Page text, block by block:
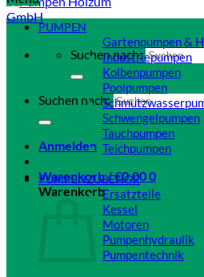
Suchen nach:
Suchen nach:
Anmelden
Warenkorb /€0,000
Warenkorb
PUMPEN
Gartenpumpen &
Industriepumpen
Kolbenpumpen
Poolpumpen
Schwengelpumpen
Tauchpumpen
Teichpumpen
PUMPENZUBEHÖR
Ersatzteile
Kessel
Motoren
Pumpenhydraulik
Pumpentechnik